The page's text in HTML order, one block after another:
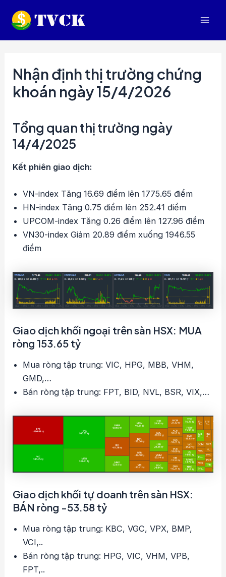
Nhận định thị trường chứng
khoán ngày 15/4/2026
Tổng quan thị trường ngày
14/4/2025
Kết phiên giao dịch:
VN-index Tăng 16.69 điểm lên 1775.65 điểm
HN-index Tăng 0.75 điểm lên 252.41 điểm
UPCOM-index Tăng 0.26 điểm lên 127.96 điểm
VN30-index Giảm 20.89 điểm xuống 1946.55
điểm
Giao dịch khối ngoại trên sàn HSX: MUA
ròng 153.65 tỷ
Mua ròng tập trung: VIC, HPG, MBB, VHM,
GMD,…
Bán ròng tập trung: FPT, BID, NVL, BSR, VIX,…
Giao dịch khối tự doanh trên sàn HSX:
BÁN ròng -53.58 tỷ
Mua ròng tập trung: KBC, VGC, VPX, BMP,
VCI,..
Bán ròng tập trung: HPG, VIC, VHM, VPB,
FPT,..